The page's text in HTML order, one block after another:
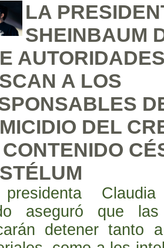
LA
SHEINBAUM
A LOS
DEL
Claudia
aseguró que las
detener tanto